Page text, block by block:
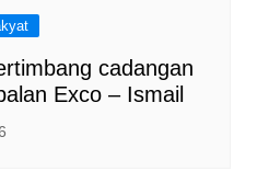
cadangan
Exco – Ismail